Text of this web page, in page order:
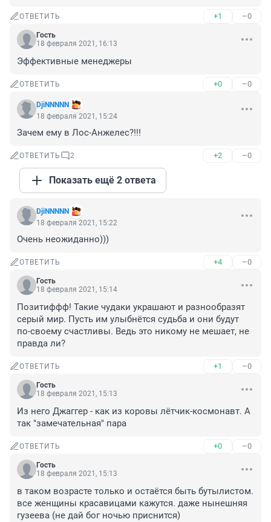
ОТВЕТИТЬ +1 –0
Гость
18 февраля 2021, 16:13
Эффективные менеджеры
ОТВЕТИТЬ +0 –0
DjiNNNNN
18 февраля 2021, 15:24
Зачем ему в Лос-Анжелес?!!!
ОТВЕТИТЬ 2 +2 –0
Показать ещё 2 ответа
DjiNNNNN
18 февраля 2021, 15:22
Очень неожиданно)))
ОТВЕТИТЬ +4 –0
Гость
18 февраля 2021, 15:14
Позитиффф! Такие чудаки украшают и разнообразят
серый мир. Пусть им улыбнётся судьба и они будут
по-своему счастливы. Ведь это никому не мешает, не
правда ли?
ОТВЕТИТЬ +1 –0
Гость
18 февраля 2021, 15:13
Из нeго Джаггер - как из коровы лётчик-космонавт. А
так "замечательная" пара
ОТВЕТИТЬ +0 –0
Гость
18 февраля 2021, 15:13
в тaком возрасте только и остаётся быть бутылистом.
все женщины красавицами кажутся. даже нынешняя
гузеева (не дай бог ночью приснится)